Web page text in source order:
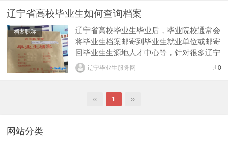
员来档、来函信息查询...
辽宁省高校毕业生如何查询档案
档案职称
辽宁省高校毕业生毕业后，毕业院校通常会
将毕业生档案邮寄到毕业生就业单位或邮寄
回毕业生生源地人才中心等，针对很多辽宁
省毕业生毕业时对个人档案的重视程度不
够，本文给大家介绍一下，辽宁省高校毕业
包括一下几种：依据报到证（派遣证）查询
档案去向，辽宁省高校毕业生毕业时与用...
0
辽宁毕业生服务网
‹‹ 1 ››
网站分类